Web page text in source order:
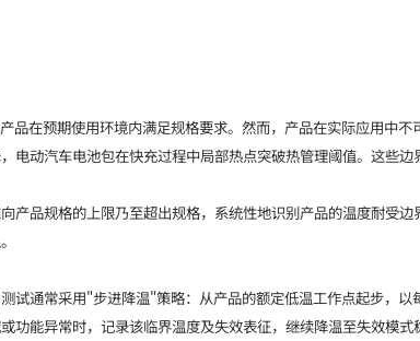
在预期使用环境内满足规格要求。然而，产品在实际应用中
电动汽车电池包在快充过程中局部热点突破热管理阈值。这些
产品规格的上限乃至超出规格，系统性地识别产品的温度耐受
试通常采用"步进降温"策略：从产品的额定低温工作点起步，
能异常时，记录该临界温度及失效表征，继续降温至失效模式